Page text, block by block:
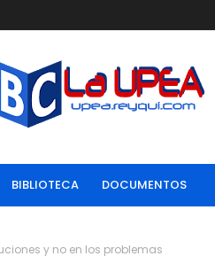
BIBLIOTECA DOCUMENTOS
y no en los problemas